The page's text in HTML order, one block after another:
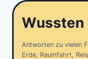
Wussten
Antworten zu vielen
Erde, Raumfahrt,